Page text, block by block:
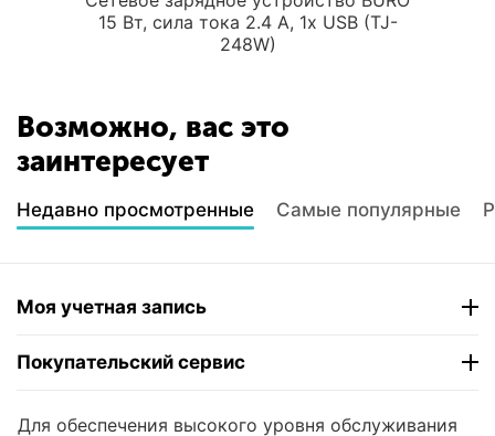
15 Вт, сила тока 2.4 A, 1x USB (TJ-
248W)
Возможно, вас это
заинтересует
Недавно просмотренные Самые популярные
Моя учетная запись
Покупательский сервис
Контакты
Для обеспечения высокого уровня обслуживания